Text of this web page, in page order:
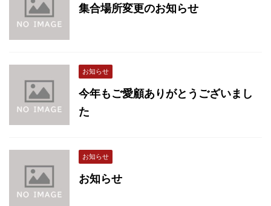
集合場所変更のお知らせ
お知らせ
今年もご愛顧ありがとうございまし
た
お知らせ
お知らせ